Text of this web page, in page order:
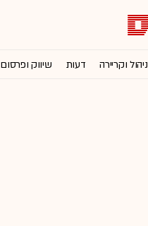
ניהול וקריירה דעות שיווק ופרסום